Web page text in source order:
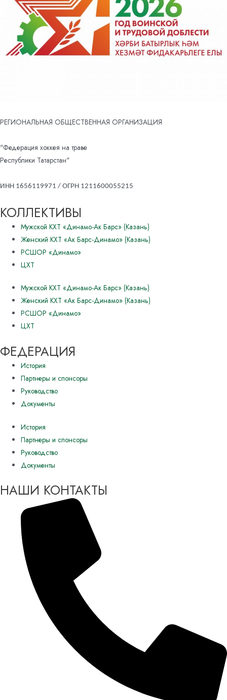
РЕГИОНАЛЬНАЯ ОБЩЕСТВЕННАЯ ОРГАНИЗАЦИЯ
"Федерация хоккея на траве
Республики Татарстан"
ИНН 1656119971 / ОГРН 1211600055215
КОЛЛЕКТИВЫ
Мужской КХТ «Динамо-Ак Барс» (Казань)
Женский КХТ «Ак Барс-Динамо» (Казань)
РСШОР «Динамо»
ЦХТ
Мужской КХТ «Динамо-Ак Барс» (Казань)
Женский КХТ «Ак Барс-Динамо» (Казань)
РСШОР «Динамо»
ЦХТ
ФЕДЕРАЦИЯ
История
Партнеры и спонсоры
Руководство
Документы
История
Партнеры и спонсоры
Руководство
Документы
НАШИ КОНТАКТЫ